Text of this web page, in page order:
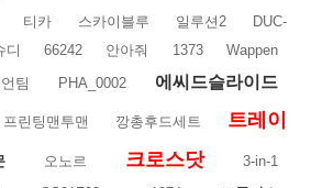
티카 스카이블루 일루션2
DUC-
디 66242 안아줘 1373 Wappen
팀 PHA_0002 에씨드슬라이드
프린팅맨투맨 깡총후드세트
트레이
오노르 크로스닷
3-in-1